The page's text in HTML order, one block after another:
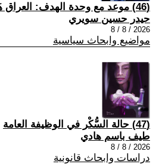
(46) موعد مع وحدة الهدف: العراق هَمُّنا
حيدر حسين سويري
2026 / 8 / 8
مواضيع وابحاث سياسية
(47) حالة السُّكْر في الوظيفة العامة
طيف باسم هادي
2026 / 8 / 8
دراسات وابحاث قانونية